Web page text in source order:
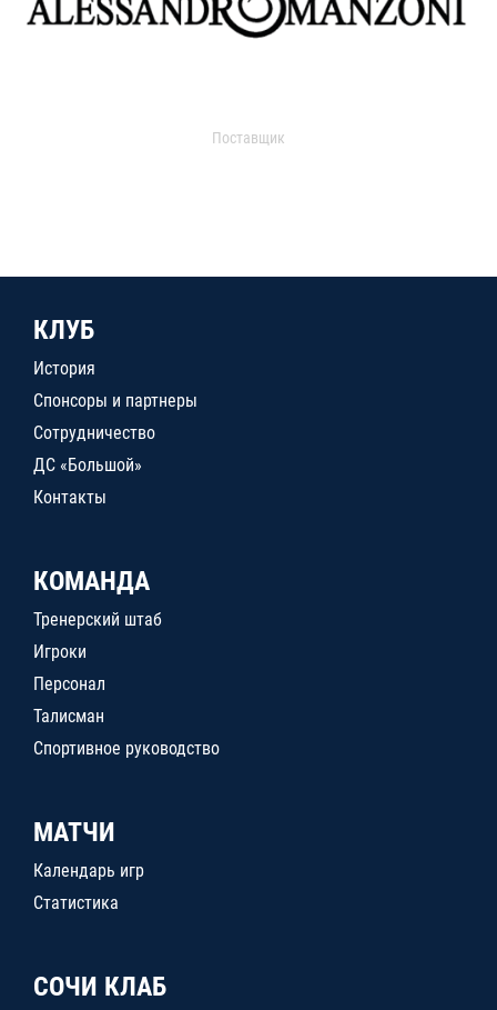
Поставщик
КЛУБ
История
Спонсоры и партнеры
Сотрудничество
ДС «Большой»
Контакты
КОМАНДА
Тренерский штаб
Игроки
Персонал
Талисман
Спортивное руководство
МАТЧИ
Календарь игр
Статистика
СОЧИ КЛАБ